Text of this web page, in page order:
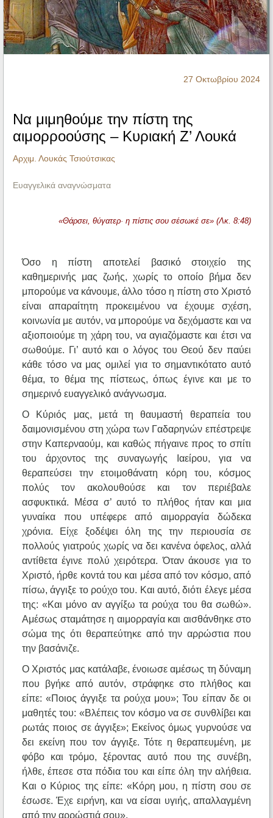
Ηχητικά
27 Οκτωβρίου 2024
Να μιμηθούμε την πίστη της
αιμορροούσης – Κυριακή Ζ’ Λουκά
Αρχιμ. Λουκάς Τσιούτσικας
Ευαγγελικά αναγνώσματα
«Θάρσει, θύγατερ· η πίστις σου σέσωκέ σε» (Λκ. 8:48)
Όσο η πίστη αποτελεί βασικό στοιχείο της
καθημερινής μας ζωής, χωρίς το οποίο βήμα δεν
μπορούμε να κάνουμε, άλλο τόσο η πίστη στο Χριστό
είναι απαραίτητη προκειμένου να έχουμε σχέση,
κοινωνία με αυτόν, να μπορούμε να δεχόμαστε και να
αξιοποιούμε τη χάρη του, να αγιαζόμαστε και έτσι να
σωθούμε. Γι’ αυτό και ο λόγος του Θεού δεν παύει
κάθε τόσο να μας ομιλεί για το σημαντικότατο αυτό
θέμα, το θέμα της πίστεως, όπως έγινε και με το
σημερινό ευαγγελικό ανάγνωσμα.
Ο Κύριός μας, μετά τη θαυμαστή θεραπεία του
δαιμονισμένου στη χώρα των Γαδαρηνών επέστρεψε
στην Καπερναούμ, και καθώς πήγαινε προς το σπίτι
του άρχοντος της συναγωγής Ιαείρου, για να
θεραπεύσει την ετοιμοθάνατη κόρη του, κόσμος
πολύς τον ακολουθούσε και τον περιέβαλε
ασφυκτικά. Μέσα σ’ αυτό το πλήθος ήταν και μια
γυναίκα που υπέφερε από αιμορραγία δώδεκα
χρόνια. Είχε ξοδέψει όλη της την περιουσία σε
πολλούς γιατρούς χωρίς να δει κανένα όφελος, αλλά
αντίθετα έγινε πολύ χειρότερα. Όταν άκουσε για το
Χριστό, ήρθε κοντά του και μέσα από τον κόσμο, από
πίσω, άγγιξε το ρούχο του. Και αυτό, διότι έλεγε μέσα
της: «Και μόνο αν αγγίξω τα ρούχα του θα σωθώ».
Αμέσως σταμάτησε η αιμορραγία και αισθάνθηκε στο
σώμα της ότι θεραπεύτηκε από την αρρώστια που
την βασάνιζε.
Ο Χριστός μας κατάλαβε, ένοιωσε αμέσως τη δύναμη
που βγήκε από αυτόν, στράφηκε στο πλήθος και
είπε: «Ποιος άγγιξε τα ρούχα μου»; Του είπαν δε οι
μαθητές του: «Βλέπεις τον κόσμο να σε συνθλίβει και
ρωτάς ποιος σε άγγιξε»; Εκείνος όμως γυρνούσε να
δει εκείνη που τον άγγιξε. Τότε η θεραπευμένη, με
φόβο και τρόμο, ξέροντας αυτό που της συνέβη,
ήλθε, έπεσε στα πόδια του και είπε όλη την αλήθεια.
Και ο Κύριος της είπε: «Κόρη μου, η πίστη σου σε
έσωσε. Έχε ειρήνη, και να είσαι υγιής, απαλλαγμένη
από την αρρώστιά σου».